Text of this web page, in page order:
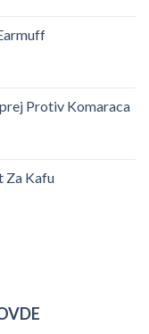
Protiv Komaraca
Za Kafu